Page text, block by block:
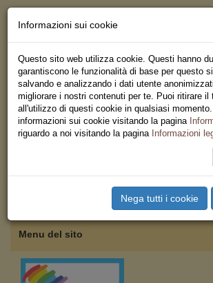
Federazione
Menu del sito
Informazioni sui cookie
Questo sito web utilizza cookie. Questi hanno
garantiscono le funzionalità di base per questo
salvando e analizzando i dati utente
migliorare i nostri contenuti per te. Puoi ritirare il
all'utilizzo di questi cookie in qualsiasi
informazioni sui cookie visitando la pagina
riguardo a noi visitando la pagina Informazioni
Nega tutti i cookie